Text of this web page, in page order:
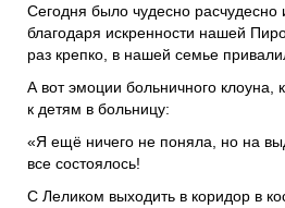
Сегодня было чудесно расчудесно
благодаря искренности нашей
раз крепко, в нашей семье
А вот эмоции больничного
к детям в больницу:
«Я ещё ничего не поняла, но на
все состоялось!
С Леликом выходить в коридор в